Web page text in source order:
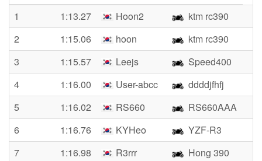
1
1:13.27 Hoon2
ktm rc390
2
1:15.06 hoon
ktm rc390
3
1:15.57 Leejs
Speed400
4
1:16.00 User-abcc
ddddjfhfj
5
1:16.02 RS660
RS660AAA
6
1:16.76 KYHeo
YZF-R3
7
1:16.98 R3rrr
Hong 390